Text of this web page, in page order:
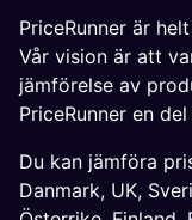
PriceRunner är
Vår vision är att
jämförelse av
PriceRunner en
Du kan jämföra
Danmark, UK,